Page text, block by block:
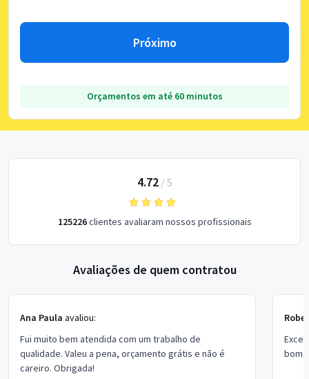
Próximo
Orçamentos em até 60 minutos
4.72/ 5
125226clientes avaliaram nossos profissionais
Avaliações de quem contratou
Ana Paula avaliou:
Fui muito bem atendida com um trabalho de
qualidade. Valeu a pena, orçamento grátis e não é
careiro. Obrigada!
bom